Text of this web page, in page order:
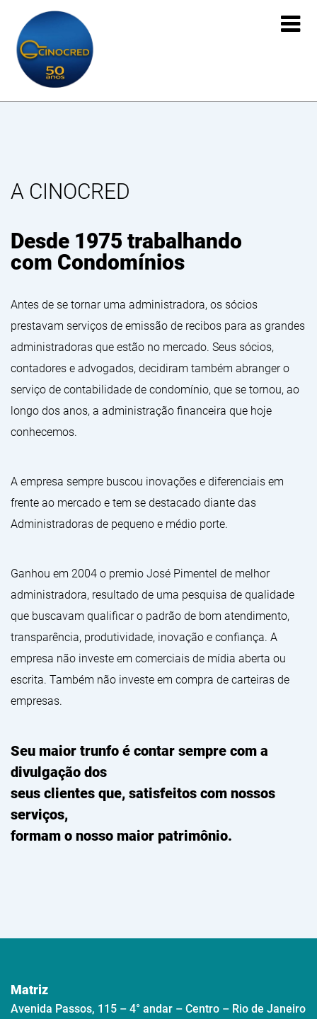

A CINOCRED
Desde 1975 trabalhando
com Condomínios
Antes de se tornar uma administradora, os sócios
prestavam serviços de emissão de recibos para as grandes
administradoras que estão no mercado. Seus sócios,
contadores e advogados, decidiram também abranger o
serviço de contabilidade de condomínio, que se tornou, ao
longo dos anos, a administração financeira que hoje
conhecemos.
A empresa sempre buscou inovações e diferenciais em
frente ao mercado e tem se destacado diante das
Administradoras de pequeno e médio porte.
Ganhou em 2004 o premio José Pimentel de melhor
administradora, resultado de uma pesquisa de qualidade
que buscavam qualificar o padrão de bom atendimento,
transparência, produtividade, inovação e confiança. A
empresa não investe em comerciais de mídia aberta ou
escrita. Também não investe em compra de carteiras de
empresas.
Seu maior trunfo é contar sempre com a
divulgação dos
seus clientes que, satisfeitos com nossos
serviços,
formam o nosso maior patrimônio.
Matriz
Avenida Passos, 115 – 4° andar – Centro – Rio de Janeiro